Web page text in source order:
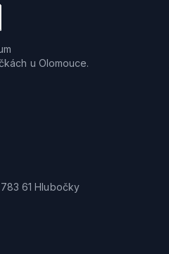
u Olomouce.
61 Hlubočky